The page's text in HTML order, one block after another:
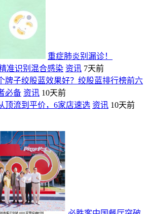
重症肺炎别漏诊！
准识别混合感染 资讯 7天前
牌子绞股蓝效果好？绞股蓝排行榜前六
必备 资讯 10天前
顶流到平价，6家店速选 资讯 10天前